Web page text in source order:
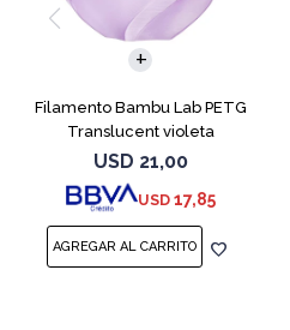
Filamento Bambu Lab PETG
Translucent violeta
USD 21,00
USD 17,85